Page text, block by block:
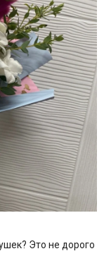
Это не дорого